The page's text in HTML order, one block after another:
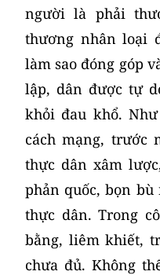
người là phải
thương nhân loại
làm sao đóng góp
lập, dân được tự
khỏi đau khổ.
cách mạng, trước
thực dân xâm
phản quốc, bọn
thực dân. Trong
bằng, liêm khiết,
chưa đủ. Không